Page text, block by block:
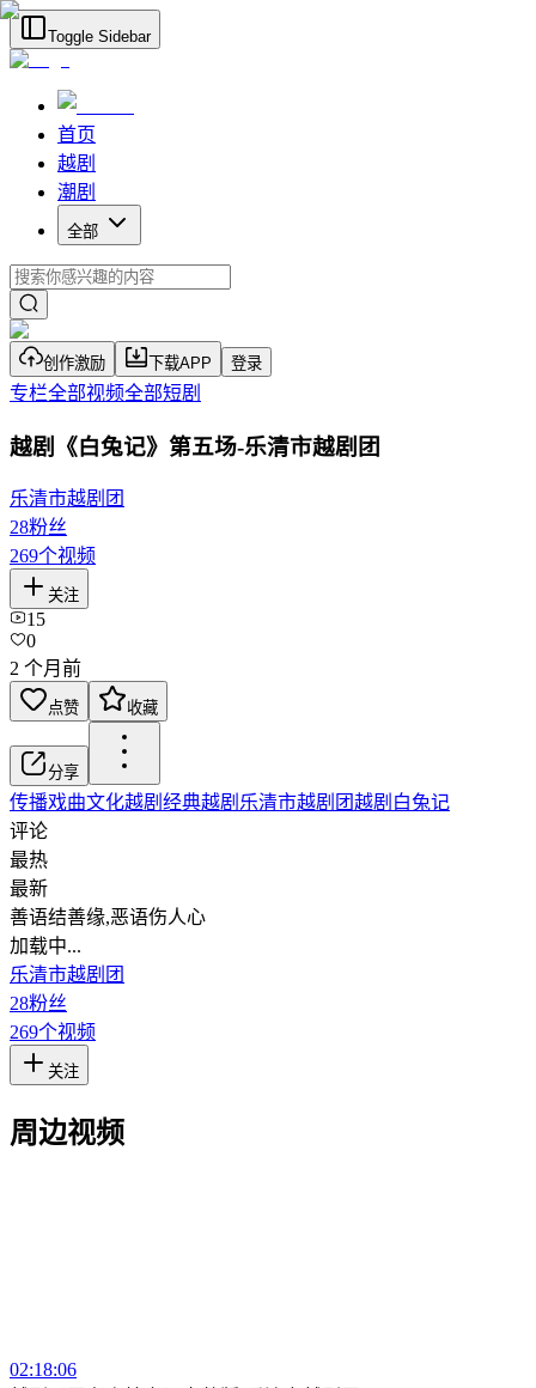
Toggle Sidebar
首页
越剧
潮剧
全部
创作激励 下载APP 登录
专栏全部视频全部短剧
越剧《白兔记》第五场-乐清市越剧团
乐清市越剧团
28粉丝
269个视频
关注
15
0
2 个月前
点赞 收藏
分享
传播戏曲文化越剧 经典越剧 乐清市越剧团越剧白兔记
评论
最热
最新
善语结善缘,恶语伤人心
加载中...
乐清市越剧团
28粉丝
269个视频
关注
周边视频
02:18:06